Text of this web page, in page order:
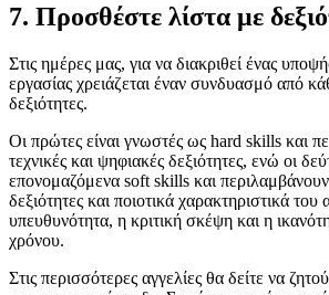
7. Προσθέστε λίστα με
Στις ημέρες μας, για να διακριθεί ένας
εργασίας χρειάζεται έναν συνδυασμό από
δεξιότητες.
Οι πρώτες είναι γνωστές ως hard skills και
τεχνικές και ψηφιακές δεξιότητες, ενώ οι
επονομαζόμενα soft skills και περιλαμβάνουν
δεξιότητες και ποιοτικά χαρακτηριστικά
υπευθυνότητα, η κριτική σκέψη και η
χρόνου.
Στις περισσότερες αγγελίες θα δείτε να